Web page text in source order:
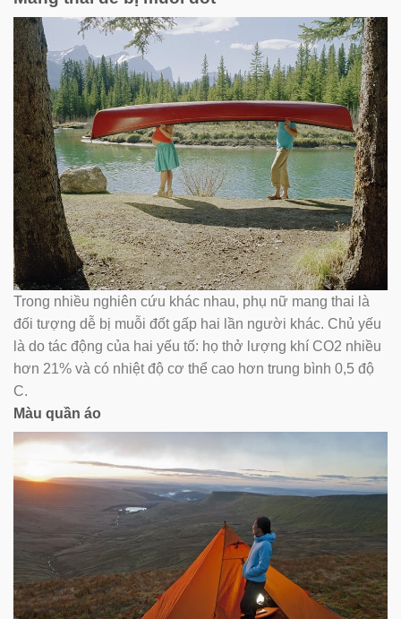
Trong nhiều nghiên cứu khác nhau, phụ nữ mang thai là
đối tượng dễ bị muỗi đốt gấp hai lần người khác. Chủ yếu
là do tác động của hai yếu tố: họ thở lượng khí CO2 nhiều
hơn 21% và có nhiệt độ cơ thể cao hơn trung bình 0,5 độ
C.
Màu quần áo